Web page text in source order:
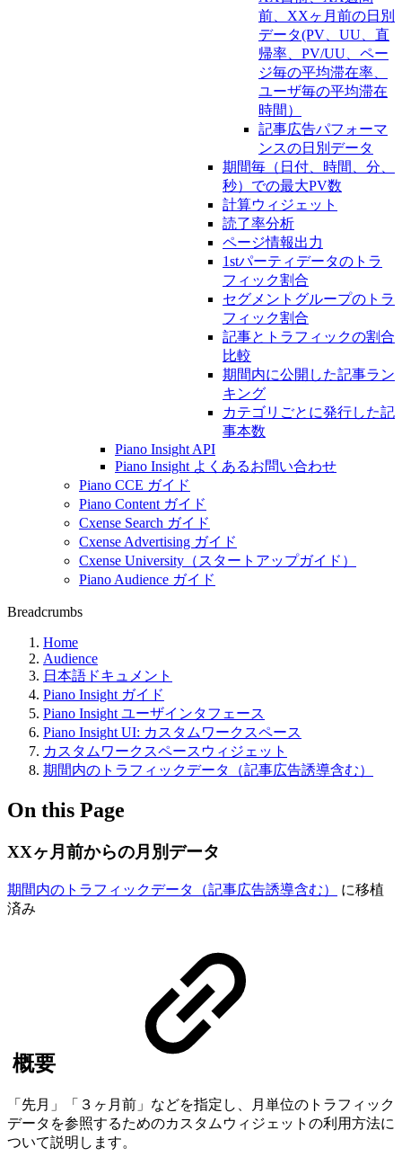
前、XXヶ月前の日別
データ(PV、UU、直
帰率、PV/UU、ペー
ジ毎の平均滞在率、
ユーザ毎の平均滞在
時間）
記事広告パフォーマ
ンスの日別データ
期間毎（日付、時間、分、
秒）での最大PV数
計算ウィジェット
読了率分析
ページ情報出力
1stパーティデータのトラ
フィック割合
セグメントグループのトラ
フィック割合
記事とトラフィックの割合
比較
期間内に公開した記事ラン
キング
カテゴリごとに発行した記
事本数
Piano Insight API
Piano Insight よくあるお問い合わせ
Piano CCE ガイド
Piano Content ガイド
Cxense Search ガイド
Cxense Advertising ガイド
Cxense University（スタートアップガイド）
Piano Audience ガイド
Breadcrumbs
Home
Audience
日本語ドキュメント
Piano Insight ガイド
Piano Insight ユーザインタフェース
Piano Insight UI: カスタムワークスペース
カスタムワークスペースウィジェット
期間内のトラフィックデータ（記事広告誘導含む）
On this Page
XXヶ月前からの月別データ
期間内のトラフィックデータ（記事広告誘導含む）
に移植
済み
概要
「先月」「３ヶ月前」などを指定し、月単位のトラフィック
データを参照するためのカスタムウィジェットの利用方法に
ついて説明します。